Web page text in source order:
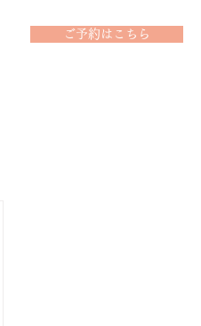
ご予約はこちら